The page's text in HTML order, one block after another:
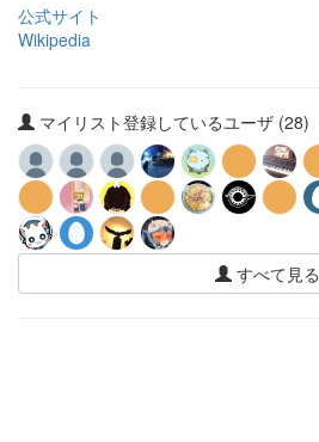
公式サイト
Wikipedia
マイリスト登録しているユーザ (28)
すべて見る